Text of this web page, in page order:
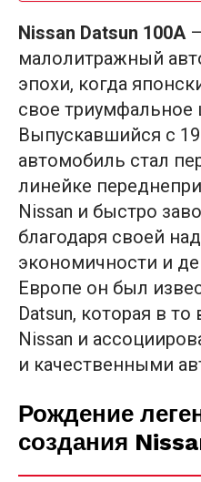
Nissan Datsun 100A–
малолитражный
эпохи, когда
свое триумфальное
Выпускавшийся с
автомобиль стал
линейке
Nissan и быстро
благодаря своей
экономичности и
Европе он был
Datsun, которая в
Nissan и
и качественными
Рождение
создания